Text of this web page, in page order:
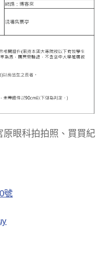
眼科拍拍照、買買紀
號